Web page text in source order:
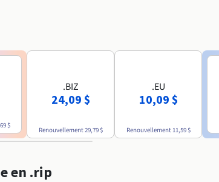
$
.BIZ
24,09 $
Renouvellement29,79 $
.EU
10,09 $
Renouvellement 11,59 $
en .rip